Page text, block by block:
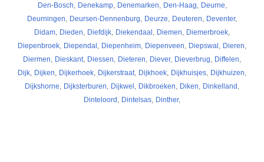
Den-Bosch
Denekamp, Denemarken Den-Haag Deurne
Deurningen
Deursen-Dennenburg Deurze Deuteren Deventer,
Didam Dieden Diefdijk Diekendaal Diemen Diemerbroek
Diepenbroek Diependal Diepenheim Diepenveen Diepswal Dieren
Diermen
Dieskant Diessen Dieteren Diever, Dieverbrug Diffelen
Dijk Dijken Dijkerhoek Dijkerstraat Dijkhoek Dijkhuisjes Dijkhuizen
Dijkshorne
Dijksterburen Dijkwel Dikbroeken Diken Dinkelland
Dinteloord
Dintelsas Dinther,